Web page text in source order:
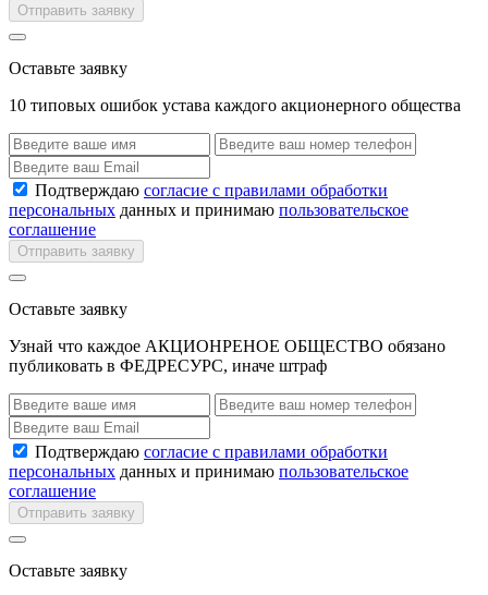
Отправить заявку
Оставьте заявку
10 типовых ошибок устава каждого акционерного общества
Подтверждаю согласие с правилами обработки
персональных данных и принимаю пользовательское
соглашение
Отправить заявку
Оставьте заявку
Узнай что каждое АКЦИОНРЕНОЕ ОБЩЕСТВО обязано
публиковать в ФЕДРЕСУРС, иначе штраф
Подтверждаю согласие с правилами обработки
персональных данных и принимаю пользовательское
соглашение
Отправить заявку
Оставьте заявку